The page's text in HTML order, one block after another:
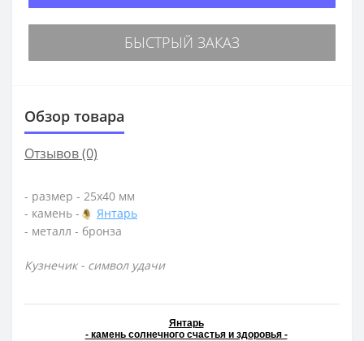
БЫСТРЫЙ ЗАКАЗ
Обзор товара
Отзывов (0)
- размер - 25х40 мм
- камень -
Янтарь
- металл - бронза
Кузнечик - символ удачи
Янтарь
- камень солнечного счастья и здоровья -